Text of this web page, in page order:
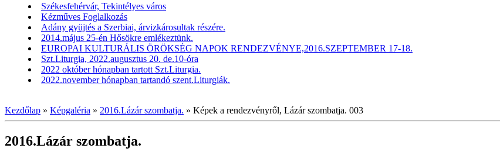
Székesfehérvár, Tekintélyes város
Kézműves Foglalkozás
Adány gyüjtés a Szerbiai, árvizkárosultak részére.
2014.május 25-én Hősökre emlékeztünk.
EUROPAI KULTURÁLIS ÖRÖKSÉG NAPOK RENDEZVÉNYE,2016.SZEPTEMBER 17-18.
Szt.Liturgia, 2022.augusztus 20. de.10-óra
2022 október hónapban tartott Szt.Liturgia.
2022.november hónapban tartandó szent.Liturgiák.
Kezdőlap » Képgaléria » 2016.Lázár szombatja. » Képek a rendezvényről, Lázár szombatja. 003
2016.Lázár szombatja.